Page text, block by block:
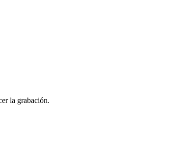
la grabación.